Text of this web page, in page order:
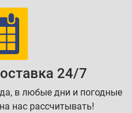
24/7
в любые дни и погодные
нас рассчитывать!